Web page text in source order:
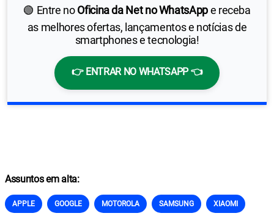
🟢 Entre noOficina da Net no WhatsAppe receba
as melhores ofertas, lançamentos e notícias de
smartphones e tecnologia!
👉 ENTRAR NO WHATSAPP 👈
Assuntos em alta:
APPLE GOOGLE MOTOROLA SAMSUNG XIAOMI